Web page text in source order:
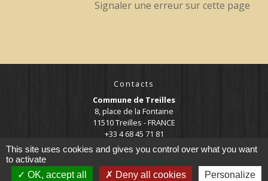
Signaler une erreur sur cette page
Contacts
Commune de Treilles
8, place de la Fontaine
11510 Treilles - FRANCE
+33 4 68 45 71 81
Contact par formulaire
This site uses cookies and gives you control over what you want
to activate
OK, accept all
Deny all cookies Personalize